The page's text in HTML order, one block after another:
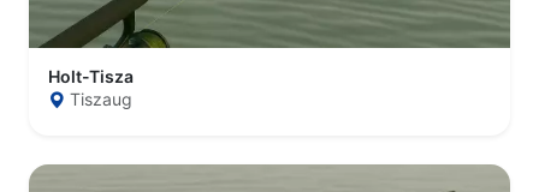
Holt-Tisza
Tiszaug